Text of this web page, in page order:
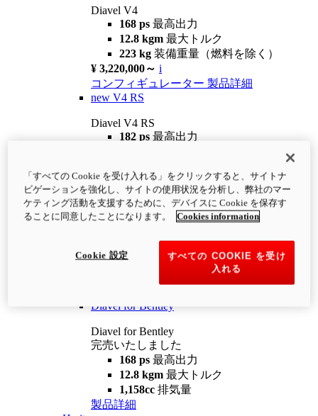
Diavel V4
168 ps 最高出力
12.8 kgm 最大トルク
223 kg 装備重量（燃料を除く）
¥ 3,220,000～ i
コンフィギュレーター 製品詳細
new V4 RS
Diavel V4 RS
182 ps 最高出力
¥4,400,000 i
コンフィギュレーター 製品詳細
newV4 RS 100
12.2 kgm
最大トルク
装備重量（燃料を除く）
Diavel for Bentley
Diavel for Bentley
完売いたしました
168 ps 最高出力
12.8 kgm 最大トルク
1,158cc 排気量
製品詳細
「すべての Cookie を受け入れる」をクリックすると、サイトナ
ビゲーションを強化し、サイトの使用状況を分析し、弊社のマー
ケティング活動を支援するために、デバイスに Cookie を保存す
ることに同意したことになります。
Cookies information
すべての COOKIE を受け
入れる
Cookie 設定